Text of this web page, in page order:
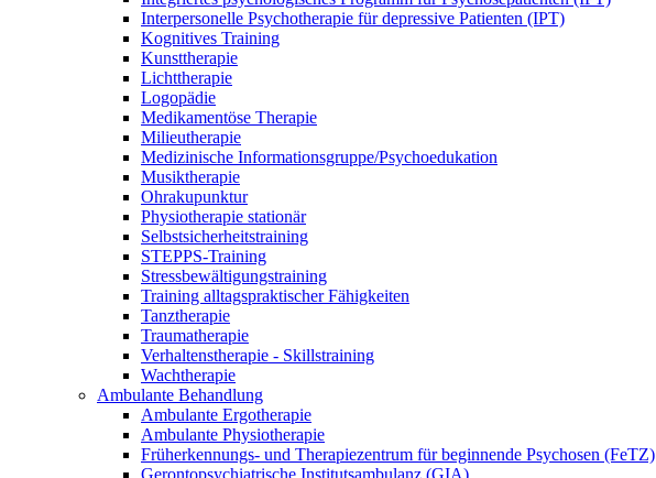
Interpersonelle Psychotherapie für depressive Patienten (IPT)
Kognitives Training
Kunsttherapie
Lichttherapie
Logopädie
Medikamentöse Therapie
Milieutherapie
Medizinische Informationsgruppe/Psychoedukation
Musiktherapie
Ohrakupunktur
Physiotherapie stationär
Selbstsicherheitstraining
STEPPS-Training
Stressbewältigungstraining
Training alltagspraktischer Fähigkeiten
Tanztherapie
Traumatherapie
Verhaltenstherapie - Skillstraining
Wachtherapie
Ambulante Behandlung
Ambulante Ergotherapie
Ambulante Physiotherapie
Früherkennungs- und Therapiezentrum für beginnende Psychosen (FeTZ)
Gerontopsychiatrische Institutsambulanz (GIA)